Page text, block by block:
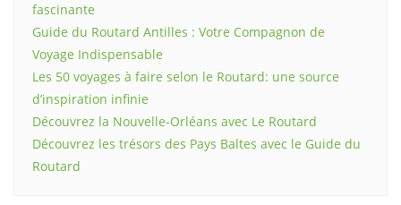
fascinante
Guide du Routard Antilles : Votre Compagnon de
Voyage Indispensable
Les 50 voyages à faire selon le Routard: une source
d’inspiration infinie
Découvrez la Nouvelle-Orléans avec Le Routard
Découvrez les trésors des Pays Baltes avec le Guide du
Routard